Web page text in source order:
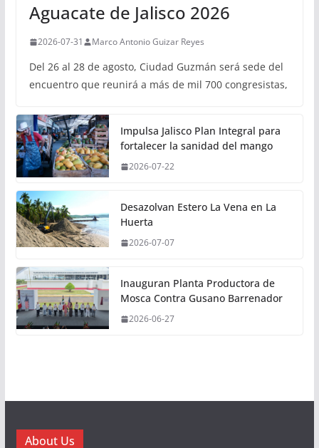
Aguacate de Jalisco 2026
2026-07-31 Marco Antonio Guizar Reyes
Del 26 al 28 de agosto, Ciudad Guzmán será sede del
encuentro que reunirá a más de mil 700 congresistas,
Impulsa Jalisco Plan Integral para
fortalecer la sanidad del mango
2026-07-22
Desazolvan Estero La Vena en La
Huerta
2026-07-07
Inauguran Planta Productora de
Mosca Contra Gusano Barrenador
2026-06-27
About Us